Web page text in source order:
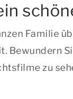
Familie
Bewundern
zu